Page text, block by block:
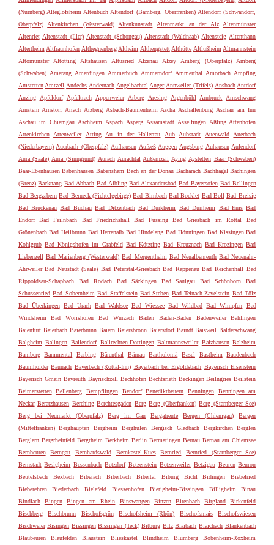
(Nürnberg) Alteglofsheim Altenbuch Altendorf (Bamberg, Oberfranken) Altendorf (Schwandorf,
Oberpfalz)
Altenkirchen (Westerwald) Altenkunstadt Altenmarkt an der Alz
Altenmünster
Altenriet Altenstadt (Iller) Altenstadt (Schongau) Altenstadt (Waldnaab) Altensteig Altenthann
Altertheim Altfraunhofen Althegnenberg Altheim Althengstett Althütte Altlußheim Altmannstein
Altomünster
Altötting Altshausen Altusried Alzenau Alzey Amberg (Oberpfalz)
Amberg
(Schwaben) Amerang Amerdingen Ammerbuch Ammerndorf Ammerthal Amorbach Ampfing
Amstetten Amtzell Andechs Andernach Angelbachtal Anger Annweiler (Trifels) Ansbach Antdorf
Anzing
Apfeldorf Apfeltrach Appenweier Arberg Aresing Argenbühl Arnbruck
Arnschwang
Arnstein Arnstorf Arrach Arzberg Asbach-Bäumenheim Ascha Aschaffenburg Aschau am Inn
Aschau im Chiemgau Aschheim Aspach Asperg Assamstadt Asselfingen Aßling Attenhofen
Attenkirchen
Attenweiler Atting Au in der Hallertau Aub Aubstadt Auenwald
Auerbach
(Niederbayern) Auerbach (Oberpfalz) Aufhausen Aufseß Auggen Augsburg Auhausen Aulendorf
Aura (Saale) Aura (Sinngrund) Aurach Aurachtal Außernzell Aying Aystetten Baar (Schwaben)
Baar-Ebenhausen Babenhausen Babensham Bach an der Donau Bacharach Bachhagel Bächingen
(Brenz) Backnang Bad Abbach Bad Aibling Bad Alexandersbad Bad Bayersoien Bad Bellingen
Bad Bergzabern Bad Berneck (Fichtelgebirge) Bad Birnbach Bad Bocklet Bad Boll Bad Breisig
Bad Brückenau Bad Buchau Bad Ditzenbach Bad Dürkheim Bad Dürrheim Bad Ems Bad
Endorf
Bad Feilnbach Bad Friedrichshall Bad Füssing Bad Griesbach im Rottal
Bad
Grönenbach Bad Heilbrunn Bad Herrenalb Bad Hindelang Bad Hönningen Bad Kissingen Bad
Kohlgrub Bad Königshofen im Grabfeld Bad Kötzting Bad Kreuznach Bad Krozingen Bad
Liebenzell Bad Marienberg (Westerwald) Bad Mergentheim Bad Neualbenreuth Bad Neuenahr-
Ahrweiler Bad Neustadt (Saale) Bad Peterstal-Griesbach Bad Rappenau Bad Reichenhall Bad
Rippoldsau-Schapbach
Bad Rodach Bad Säckingen Bad Saulgau Bad Schönborn
Bad
Schussenried Bad Sobernheim Bad Staffelstein Bad Steben Bad Teinach-Zavelstein Bad Tölz
Bad Überkingen Bad Urach Bad Waldsee Bad Wiessee Bad Wildbad Bad Wimpfen
Bad
Windsheim
Bad Wörishofen Bad Wurzach Baden Baden-Baden Badenweiler
Bahlingen
Baienfurt Baierbach Baierbrunn Baiern Baiersbronn Baiersdorf Baindt Baisweil Balderschwang
Balgheim Balingen Ballendorf Ballrechten-Dottingen Baltmannsweiler Balzhausen Balzheim
Bamberg
Bammental Barbing Bärenthal Bärnau Bartholomä Basel Bastheim
Baudenbach
Baumholder Baunach Bayerbach (Rottal-Inn) Bayerbach bei Ergoldsbach Bayerisch Eisenstein
Bayerisch Gmain Bayreuth Bayrischzell Bechhofen Bechtsrieth Beckingen Beilngries Beilstein
Beimerstetten
Bellenberg Bempflingen Bendorf Benediktbeuern Benningen
Benningen am
Neckar Beratzhausen Berching Berchtesgaden Berg Berg (Oberfranken) Berg (Starnberger See)
Berg bei Neumarkt (Oberpfalz)
Berg im Gau Bergatreute Bergen (Chiemgau)
Bergen
(Mittelfranken)
Berghaupten Bergheim Berghülen Bergisch Gladbach Bergkirchen
Berglen
Berglern Bergrheinfeld Bergtheim Berkheim Berlin Bermatingen Bernau Bernau am Chiemsee
Bernbeuren
Berngau Bernhardswald Bernkastel-Kues Bernried
Bernried (Starnberger See)
Bernstadt Besigheim Bessenbach Betzdorf Betzenstein Betzenweiler Betzigau Beuren Beuron
Beutelsbach
Bexbach Biberach Biberbach Bibertal Biburg Bichl Bidingen
Biebelried
Bieberehren
Biederbach Bielefeld Biessenhofen Bietigheim-Bissingen Billigheim
Binau
Bindlach
Bingen Bingen am Rhein Binswangen Binzen Birenbach Birgland
Birkenfeld
Bischberg
Bischbrunn Bischofsgrün Bischofsheim (Rhön) Bischofsmais
Bischofswiesen
Bischweier Bisingen Bissingen Bissingen (Teck) Bitburg Bitz Blaibach Blaichach Blankenbach
Blaubeuren
Blaufelden Blaustein Blieskastel Blindheim Blumberg
Bobenheim-Roxheim